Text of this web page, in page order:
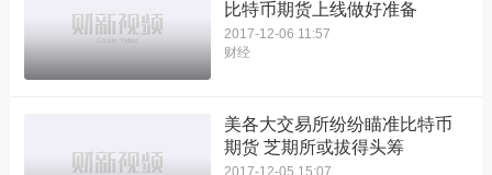
比特币期货上线做好准备
2017-12-06 11:57
财经
美各大交易所纷纷瞄准比特币
期货 芝期所或拔得头筹